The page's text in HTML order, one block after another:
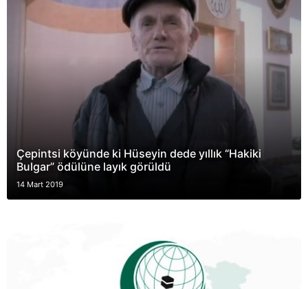
Çepintsi köyünde ki Hüseyin dede yıllık “Hakiki
Bulgar” ödülüne layık görüldü
14 Mart 2019